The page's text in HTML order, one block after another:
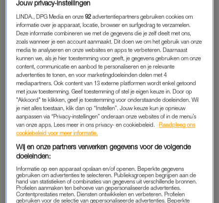
maanden is het flink wennen om weer in de echte wereld te
zijn. “Je leert iedereen heel intens kennen. Je gaat met elkaar
naar bed en staat met elkaar op. Elke ochtend word je met
zestien deelnemers wakker. Het was een prachtig avontuur,
maar ik moet mijn batterij echt weer opladen.”
Haar tijd in het programma voelt “als een rollercoaster”, vertelt
ze. “In eerste instantie heb ik de kat uit de boom gekeken,
maar op een gegeven moment bouw je meer zelfvertrouwen
op en durf je het spel meer te spelen. Elke dag was anders en
ik ben veel over mezelf te weten gekomen. Ik kan wel stellen
dat het een groot avontuur was.” Ze is trots op de laatste
maanden in de loods. “Ik heb toen heel veel opdrachten
gespeeld, vooral veel kennisopdrachten. Daarbij kreeg ik altijd
veel vertrouwen van mijn bondje. Ook als ik een keer geen
punten scoorde, bleven ze vertrouwen in mij houden.
Daardoor ben ik als mens echt gegroeid. Ik kreeg steeds meer
Jouw privacy-instellingen
LINDA., DPG Media en onze92 advertentiepartners gebruiken cookies om
informatie over je apparaat, locatie, browser en surfgedrag te verzamelen.
Deze informatie combineren we met de gegevens die je zelf deelt met ons,
zoals wanneer je een account aanmaakt. Dit doen we om het gebruik van onze
media te analyseren en onze websites en apps te verbeteren. Daarnaast
kunnen we, als je hier toestemming voor geeft, je gegevens gebruiken om onze
content, communicatie en aanbod te personaliseren en je relevante
advertenties te tonen, en voor marketingdoeleinden delen met 4
mediapartners. Ook content van 13 externe platformen wordt enkel getoond
met jouw toestemming. Geef toestemming of stel je eigen keuze in. Door op
"Akkoord" te klikken, geef je toestemming voor onderstaande doeleinden. Wil
je niet alles toestaan, klik dan op “Instellen”. Jouw keuze kun je opnieuw
aanpassen via “Privacy-instellingen” onderaan onze websites of in de menu’s
van onze apps. Lees meer in ons privacy- en cookiebeleid.
Raadpleeg ons
cookiebeleid voor meer informatie.
Wij en onze partners verwerken gegevens voor de volgende
doeleinden:
Informatie op een apparaat opslaan en/of openen. Beperkte gegevens
gebruiken om advertenties te selecteren. Publieksgroepen begrijpen aan de
hand van statistieken of combinaties van gegevens uit verschillende bronnen.
Profielen aanmaken ten behoeve van gepersonaliseerde advertenties.
Contentprestaties meten. Diensten ontwikkelen en verbeteren. Profielen
gebruiken voor de selectie van gepersonaliseerde advertenties. Beperkte